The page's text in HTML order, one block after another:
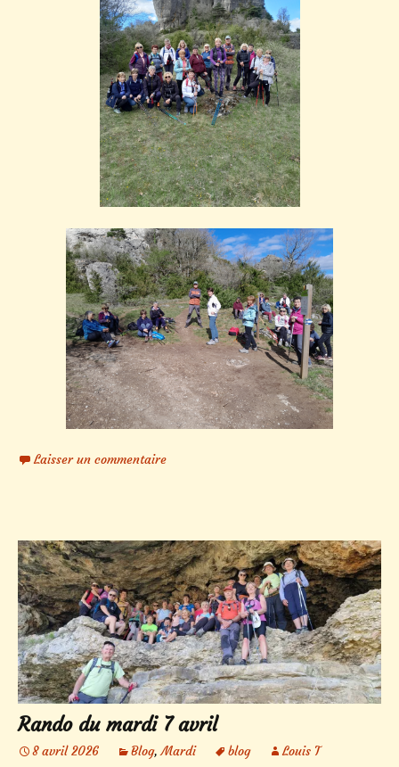
Laisser un commentaire
Rando du mardi 7 avril
8 avril 2026 Blog,Mardi blog Louis T